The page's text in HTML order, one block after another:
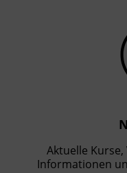
Aktuelle
Informationen